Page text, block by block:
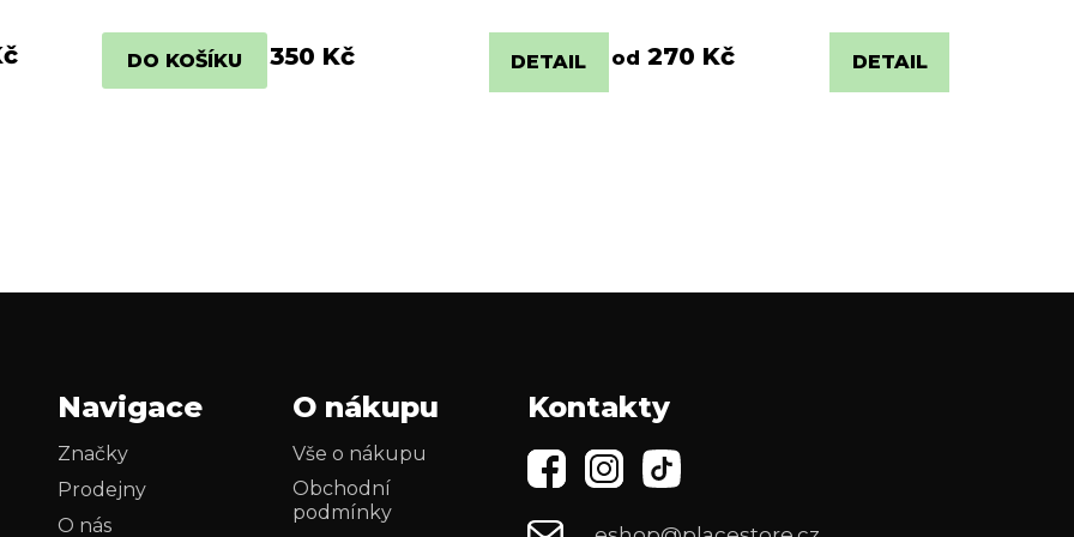
DO KOŠÍKU 350 Kč DETAIL od 270 Kč DETAIL
Navigace
Značky
Prodejny
O nás
O nákupu
Vše o nákupu
Obchodní
podmínky
Kontakty